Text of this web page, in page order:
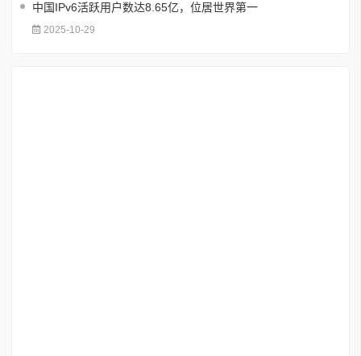
中国IPv6活跃用户数达8.65亿，位居世界第一
2025-10-29